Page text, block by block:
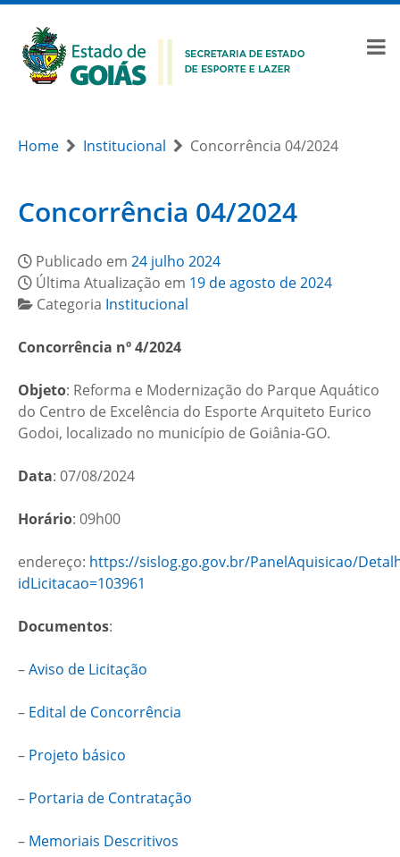
Home Institucional Concorrência 04/2024
Concorrência 04/2024
Publicado em 24 julho 2024
Última Atualização em 19 de agosto de 2024
Categoria Institucional
Concorrência nº 4/2024
Objeto: Reforma e Modernização do Parque Aquático
do Centro de Excelência do Esporte Arquiteto Eurico
Godoi, localizado no município de Goiânia-GO.
Data: 07/08/2024
Horário: 09h00
endereço: https://sislog.go.gov.br/PanelAquisicao/
idLicitacao=103961
Documentos:
–Aviso de Licitação
– Edital de Concorrência
– Projeto básico
– Portaria de Contratação
– Memoriais Descritivos